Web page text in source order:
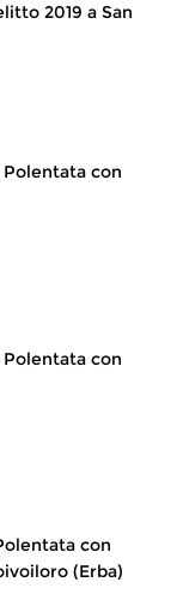
2019 a San
con
con
con
(Erba)